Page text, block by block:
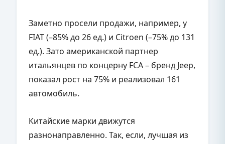
Заметно просели продажи, например, у
FIAT (–85% до 26 ед.) и Citroen (–75% до 131
ед.). Зато американской партнер
итальянцев по концерну FCA – бренд Jeep,
показал рост на 75% и реализовал 161
автомобиль.
Китайские марки движутся
разнонаправленно. Так, если, лучшая из